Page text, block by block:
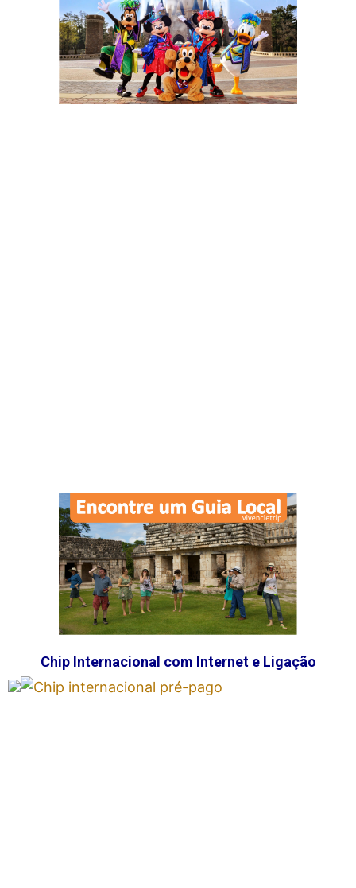
Chip Internacional com Internet e Ligação